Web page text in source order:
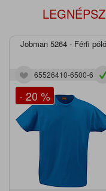
Jobman 5264 - Férfi póló
65526410-6500-6
- 20 %